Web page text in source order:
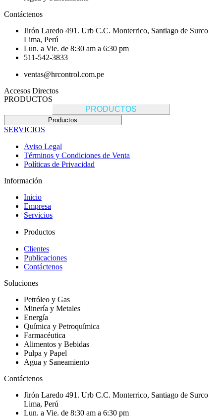
Contáctenos
Jirón Laredo 491. Urb C.C. Monterrico, Santiago de Surco
Lima, Perú
Lun. a Vie. de 8:30 am a 6:30 pm
511-542-3833
ventas@hrcontrol.com.pe
Accesos Directos
PRODUCTOS
PRODUCTOS
Productos
SERVICIOS
Aviso Legal
Términos y Condiciones de Venta
Políticas de Privacidad
Información
Inicio
Empresa
Servicios
Productos
Clientes
Publicaciones
Contáctenos
Soluciones
Petróleo y Gas
Minería y Metales
Energía
Química y Petroquímica
Farmacéutica
Alimentos y Bebidas
Pulpa y Papel
Agua y Saneamiento
Contáctenos
Jirón Laredo 491. Urb C.C. Monterrico, Santiago de Surco
Lima, Perú
Lun. a Vie. de 8:30 am a 6:30 pm